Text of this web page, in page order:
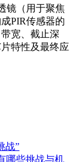
镜（用于聚焦
PIR传感器的
宽、截止深
特性及最终应
战”
哪些挑战与机